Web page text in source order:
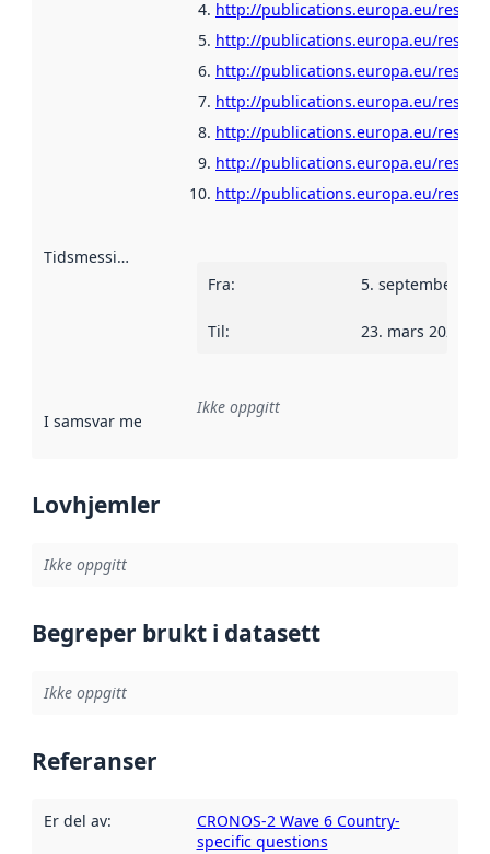
http://publications.europa.eu/
http://publications.europa.eu/
http://publications.europa.eu/
http://publications.europa.eu/
http://publications.europa.eu/
http://publications.europa.eu/
http://publications.europa.eu/
Tidsmessig avgrensning
Fra: 5. september
Til: 23. mars 2023
I samsvar med Referanse til en implementasjonsregel
Ikke oppgitt
Lovhjemler
Ikke oppgitt
Begreper brukt i datasett
Ikke oppgitt
Referanser
Er del av:
CRONOS-2 Wave 6 Country-
specific questions